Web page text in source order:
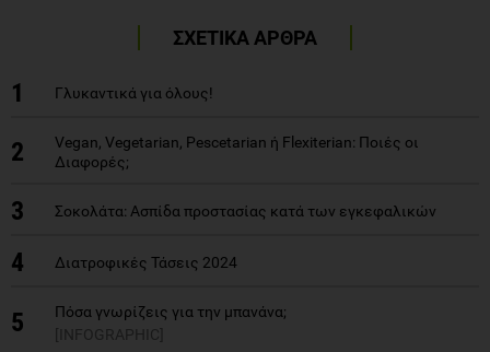
ΣΧΕΤΙΚΑ ΑΡΘΡΑ
1 Γλυκαντικά για όλους!
2
Vegan, Vegetarian, Pescetarian ή Flexiterian: Ποιές οι
Διαφορές;
3 Σοκολάτα: Ασπίδα προστασίας κατά των εγκεφαλικών
4 Διατροφικές Τάσεις 2024
5
Πόσα γνωρίζεις για την μπανάνα;
[INFOGRAPHIC]